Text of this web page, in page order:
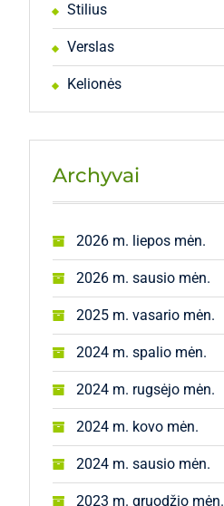
Stilius
Verslas
Kelionės
Archyvai
2026 m. liepos mėn.
2026 m. sausio mėn.
2025 m. vasario mėn.
2024 m. spalio mėn.
2024 m. rugsėjo mėn.
2024 m. kovo mėn.
2024 m. sausio mėn.
2023 m. gruodžio mėn.